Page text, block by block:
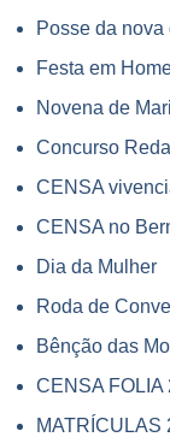
Posse da
Festa em
Novena de
Concurso
CENSA
CENSA no
Dia da Mulher
Roda de
Bênção das
CENSA FOLIA
MATRÍCULAS